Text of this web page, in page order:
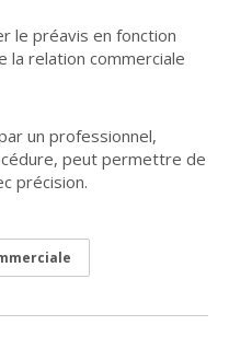
le préavis en fonction
la relation commerciale
un professionnel,
peut permettre de
précision.